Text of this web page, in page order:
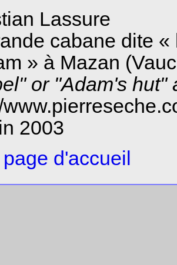
Lassure
cabane dite
» à Mazan
or "Adam's hut"
2003
page d'accueil